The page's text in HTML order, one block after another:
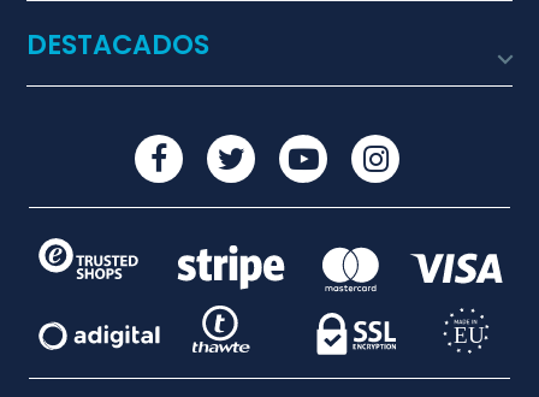
DESTACADOS 